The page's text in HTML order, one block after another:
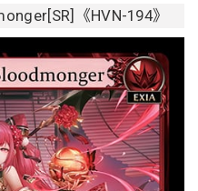
《HVN-194》